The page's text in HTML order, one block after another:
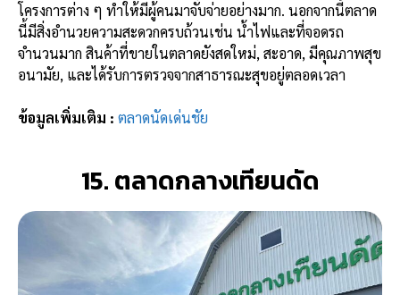
โครงการต่าง ๆ ทำให้มีผู้คนมาจับจ่ายอย่างมาก. นอกจากนี้ตลาด
นี้มีสิ่งอำนวยความสะดวกครบถ้วนเช่น น้ำไฟและที่จอดรถ
จำนวนมาก สินค้าที่ขายในตลาดยังสดใหม่, สะอาด, มีคุณภาพสุข
อนามัย, และได้รับการตรวจจากสาธารณะสุขอยู่ตลอดเวลา
ข้อมูลเพิ่มเติม : ตลาดนัดเด่นชัย
15. ตลาดกลางเทียนดัด